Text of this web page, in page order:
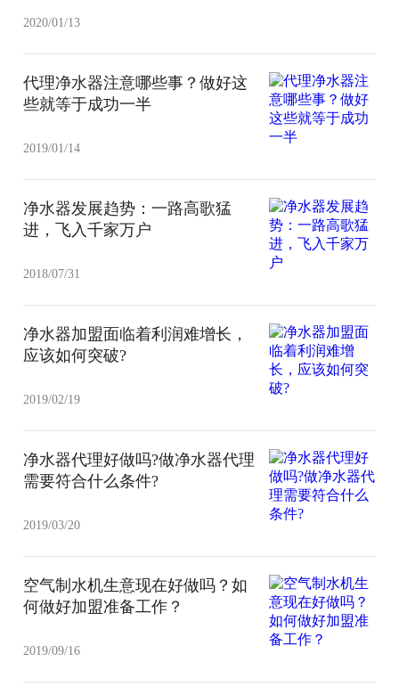
2020/01/13
代理净水器注意哪些事？做好这
些就等于成功一半
2019/01/14
净水器发展趋势：一路高歌猛
进，飞入千家万户
2018/07/31
净水器加盟面临着利润难增长，
应该如何突破?
2019/02/19
净水器代理好做吗?做净水器代理
需要符合什么条件?
2019/03/20
空气制水机生意现在好做吗？如
何做好加盟准备工作？
2019/09/16